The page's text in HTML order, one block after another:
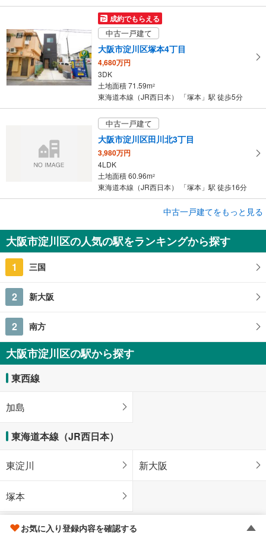
成約でもらえる
中古一戸建て
大阪市淀川区塚本4丁目
4,680万円
3DK
土地面積 71.59m2
東海道本線（JR西日本） 「塚本」駅 徒歩5分
中古一戸建て
大阪市淀川区田川北3丁目
3,980万円
4LDK
土地面積 60.96m2
東海道本線（JR西日本） 「塚本」駅 徒歩16分
大阪市淀川区三津屋北1丁目
3,730万円
中古一戸建てをもっと見る
大阪市淀川区の人気の駅をランキングから探す
1 三国
2 新大阪
2 南方
大阪市淀川区の駅から探す
東西線
加島
東海道本線（JR西日本）
東淀川 新大阪
塚本
OsakaMetro御堂筋線
お気に入り登録内容を確認する